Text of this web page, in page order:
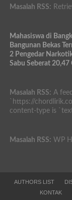
Masalah RSS:
Mahasiswa di
Bangunan Bekas
2 Pengedar
Sabu Seberat
Masalah RSS: A
`https://
content-type is
Masalah RSS: WP
AUTHORS LIST
KONTAK